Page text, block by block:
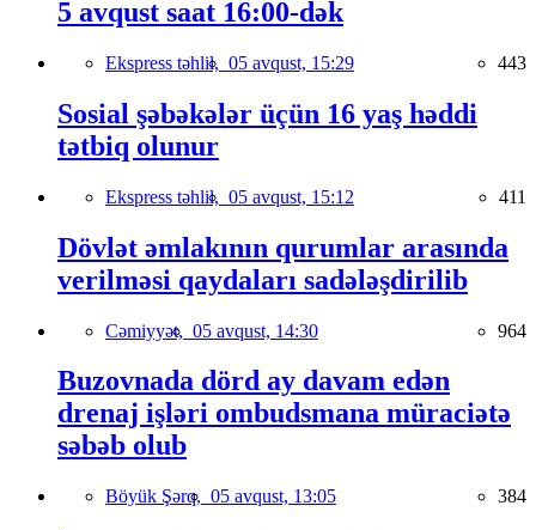
5 avqust saat 16:00-dək
Ekspress təhlil, 05 avqust, 15:29 443
Sosial şəbəkələr üçün 16 yaş həddi
tətbiq olunur
Ekspress təhlil, 05 avqust, 15:12 411
Dövlət əmlakının qurumlar arasında
verilməsi qaydaları sadələşdirilib
Cəmiyyət, 05 avqust, 14:30 964
Buzovnada dörd ay davam edən
drenaj işləri ombudsmana müraciətə
səbəb olub
Böyük Şərq, 05 avqust, 13:05 384